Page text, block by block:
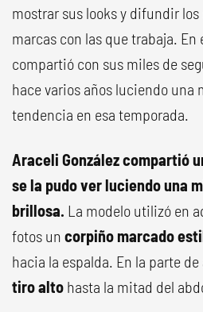
mostrar sus looks y difundir
marcas con las que trabaja. En
compartió con sus miles de
hace varios años luciendo
tendencia en esa temporada.
Araceli González compartió
se la pudo ver luciendo una
brillosa. La modelo utilizó en
fotos un corpiño marcado
hacia la espalda. En la parte
tiro alto hasta la mitad del